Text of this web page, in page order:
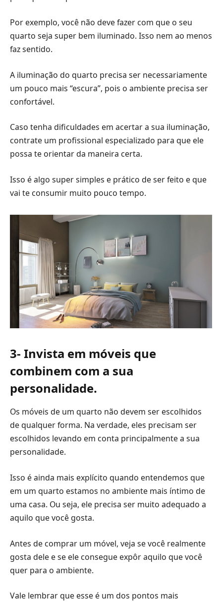
Por exemplo, você não deve fazer com que o seu
quarto seja super bem iluminado. Isso nem ao menos
faz sentido.
A iluminação do quarto precisa ser necessariamente
um pouco mais “escura”, pois o ambiente precisa ser
confortável.
Caso tenha dificuldades em acertar a sua iluminação,
contrate um profissional especializado para que ele
possa te orientar da maneira certa.
Isso é algo super simples e prático de ser feito e que
vai te consumir muito pouco tempo.
3- Invista em móveis que
combinem com a sua
personalidade.
Os móveis de um quarto não devem ser escolhidos
de qualquer forma. Na verdade, eles precisam ser
escolhidos levando em conta principalmente a sua
personalidade.
Isso é ainda mais explícito quando entendemos que
em um quarto estamos no ambiente mais íntimo de
uma casa. Ou seja, ele precisa ser muito adequado a
aquilo que você gosta.
Antes de comprar um móvel, veja se você realmente
gosta dele e se ele consegue expôr aquilo que você
quer para o ambiente.
Vale lembrar que esse é um dos pontos mais